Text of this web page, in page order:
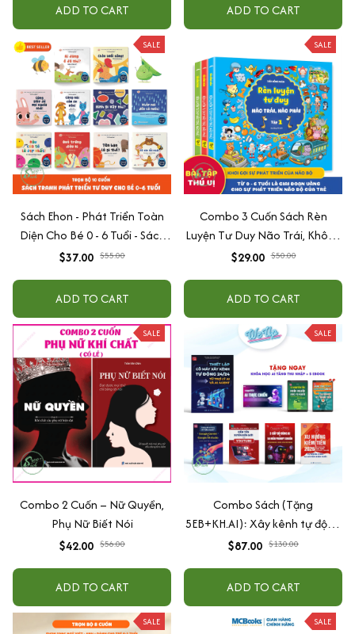
ADD TO CART ADD TO CART
SALE
Sách Ehon - Phát Triển Toàn
Diện Cho Bé 0 - 6 Tuổi - Sách
Song Ngữ Việt - Anh
$37.00 $55.00
ADD TO CART
SALE
Combo 3 Cuốn Sách Rèn
Luyện Tư Duy Não Trái, Không
Não Phải - Đánh Thức Tiềm
$29.00 $50.00
ADD TO CART
SALE
Combo 2 Cuốn – Nữ Quyền,
Phụ Nữ Biết Nói
$42.00 $56.00
ADD TO CART
SALE
Combo Sách (Tặng
5EB+KH.AI): Xây kênh tự động
AI Agent + AI siêu mạnh + 3
+ Xu hướng
$87.00 $130.00
ADD TO CART
SALE SALE